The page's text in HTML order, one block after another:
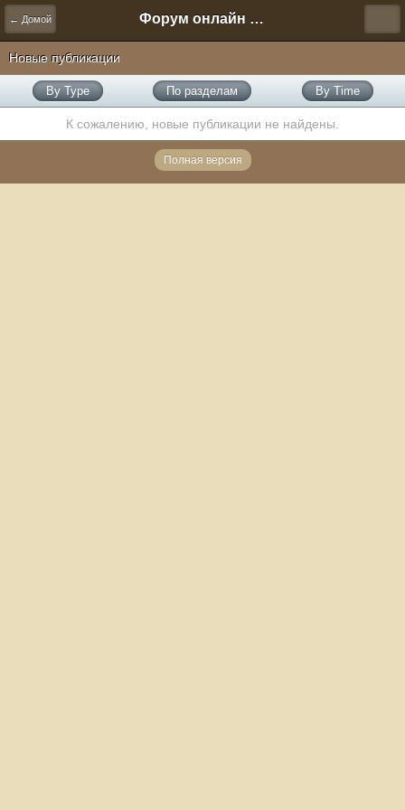
← Домой Форум онлайн игры "Новая Эра" (Нюра Биз)
Новые публикации
By Type По разделам By Time
К сожалению, новые публикации не найдены.
Полная версия